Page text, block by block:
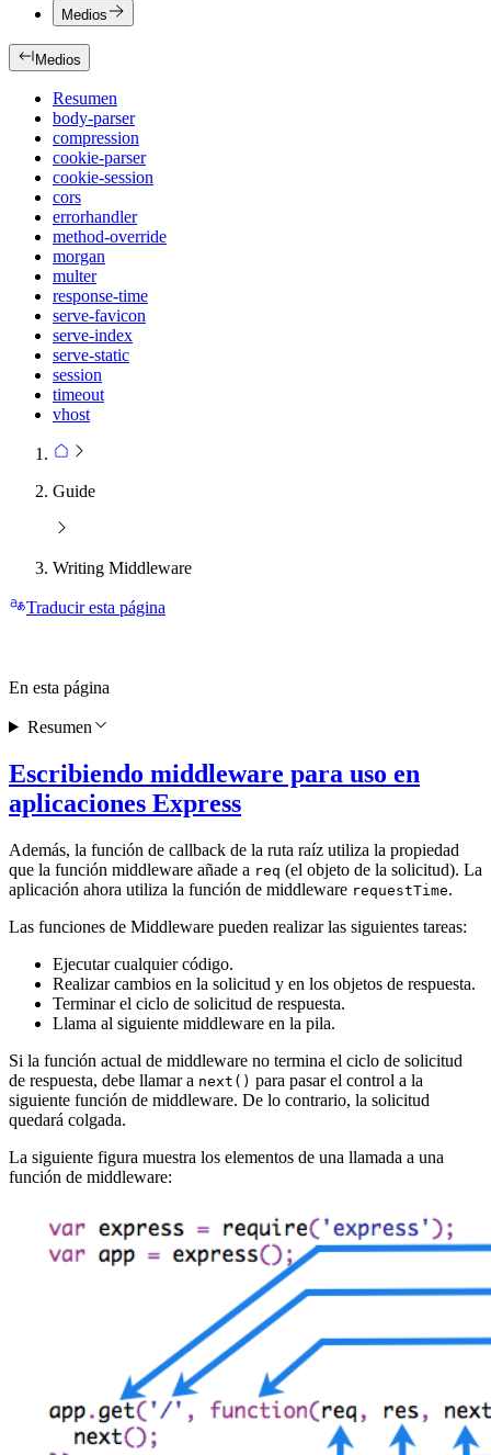
Medios
Medios
Resumen
body-parser
compression
cookie-parser
cookie-session
cors
errorhandler
method-override
morgan
multer
response-time
serve-favicon
serve-index
serve-static
session
timeout
vhost
Guide
Writing Middleware
Traducir esta página
Escribiendo middleware para uso en
aplicaciones Express
Además, la función de callback de la ruta raíz utiliza la propiedad
que la función middleware añade a req (el objeto de la solicitud). La
aplicación ahora utiliza la función de middleware requestTime.
Las funciones de Middleware pueden realizar las siguientes tareas:
Ejecutar cualquier código.
Realizar cambios en la solicitud y en los objetos de respuesta.
Terminar el ciclo de solicitud de respuesta.
Llama al siguiente middleware en la pila.
Si la función actual de middleware no termina el ciclo de solicitud
de respuesta, debe llamar a next() para pasar el control a la
siguiente función de middleware. De lo contrario, la solicitud
quedará colgada.
La siguiente figura muestra los elementos de una llamada a una
función de middleware:
En esta página
Resumen